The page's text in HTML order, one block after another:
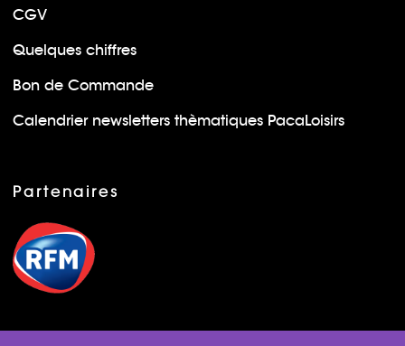
CGV
Quelques chiffres
Bon de Commande
Calendrier newsletters thèmatiques PacaLoisirs
Partenaires